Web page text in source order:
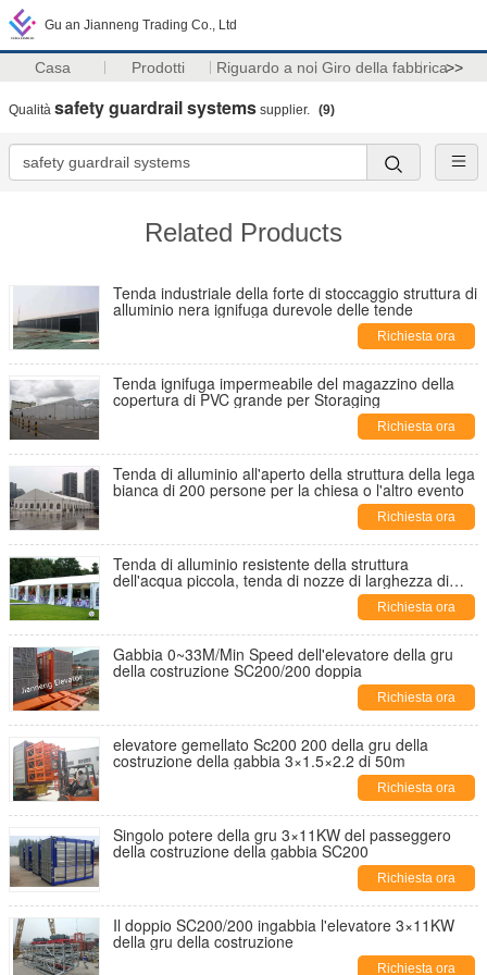
Gu an Jianneng Trading Co., Ltd
Casa Prodotti Riguardo a noi Giro della fabbrica>>
Qualità safety guardrail systems supplier. (9)
Related Products
Tenda industriale della forte di stoccaggio struttura di
alluminio nera ignifuga durevole delle tende
Richiesta ora
Tenda ignifuga impermeabile del magazzino della
copertura di PVC grande per Storaging
Richiesta ora
Tenda di alluminio all'aperto della struttura della lega
bianca di 200 persone per la chiesa o l'altro evento
Richiesta ora
Tenda di alluminio resistente della struttura
dell'acqua piccola, tenda di nozze di larghezza di
Richiesta ora
Gabbia 0~33M/Min Speed dell'elevatore della gru
della costruzione SC200/200 doppia
Richiesta ora
elevatore gemellato Sc200 200 della gru della
costruzione della gabbia 3×1.5×2.2 di 50m
Richiesta ora
Singolo potere della gru 3×11KW del passeggero
della costruzione della gabbia SC200
Richiesta ora
Il doppio SC200/200 ingabbia l'elevatore 3×11KW
della gru della costruzione
Richiesta ora